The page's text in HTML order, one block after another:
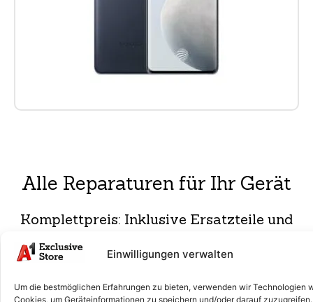
Einwilligungen verwalten
Um die bestmöglichen Erfahrungen zu bieten, verwenden wir Technologien
Cookies, um Geräteinformationen zu speichern und/oder darauf zuzugreifen.
Alle Reparaturen für Ihr Gerät
Komplettpreis: Inklusive Ersatzteile und
Diagnose & Analyse € 45